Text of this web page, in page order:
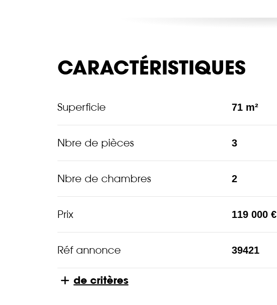
CARACTÉRISTIQUES
Superficie 71 m²
Nbre de pièces 3
Nbre de chambres 2
Prix 119 000 €
Réf annonce 39421
de critères